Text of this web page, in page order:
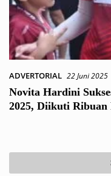
ADVERTORIAL 22 Juni 2025
Novita Hardini
2025, Diikuti Ribuan